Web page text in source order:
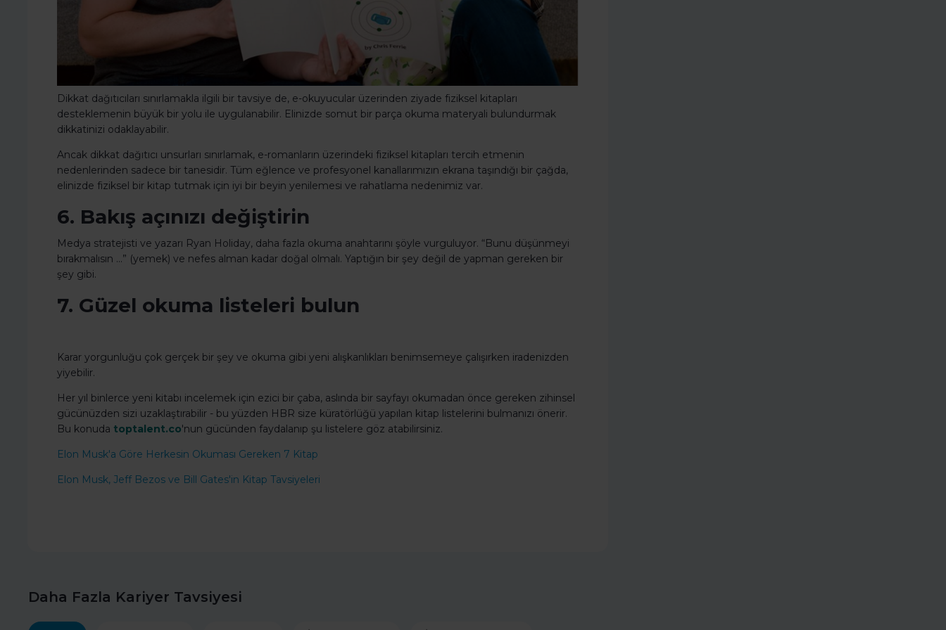
Dikkat dağıtıcıları sınırlamakla ilgili bir tavsiye de, e-okuyucular üzerinden ziyade fiziksel kitapları
desteklemenin büyük bir yolu ile uygulanabilir. Elinizde somut bir parça okuma materyali bulundurmak
dikkatinizi odaklayabilir.
Ancak dikkat dağıtıcı unsurları sınırlamak, e-romanların üzerindeki fiziksel kitapları tercih etmenin
nedenlerinden sadece bir tanesidir. Tüm eğlence ve profesyonel kanallarımızın ekrana taşındığı bir çağda,
elinizde fiziksel bir kitap tutmak için iyi bir beyin yenilemesi ve rahatlama nedenimiz var.
6. Bakış açınızı değiştirin
Medya stratejisti ve yazarı Ryan Holiday, daha fazla okuma anahtarını şöyle vurguluyor. “Bunu düşünmeyi
bırakmalısın ...” (yemek) ve nefes alman kadar doğal olmalı. Yaptığın bir şey değil de yapman gereken bir
şey gibi.
7. Güzel okuma listeleri bulun
Karar yorgunluğu çok gerçek bir şey ve okuma gibi yeni alışkanlıkları benimsemeye çalışırken iradenizden
yiyebilir.
Her yıl binlerce yeni kitabı incelemek için ezici bir çaba, aslında bir sayfayı okumadan önce gereken zihinsel
gücünüzden sizi uzaklaştırabilir - bu yüzden HBR size küratörlüğü yapılan kitap listelerini bulmanızı önerir.
Bu konuda toptalent.co'nun gücünden faydalanıp şu listelere göz atabilirsiniz.
Elon Musk'a Göre Herkesin Okuması Gereken 7 Kitap
Elon Musk, Jeff Bezos ve Bill Gates'in Kitap Tavsiyeleri
Daha Fazla Kariyer Tavsiyesi